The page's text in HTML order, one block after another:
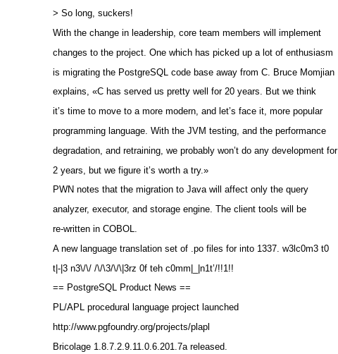
> So long, suckers!
With the change in leadership, core team members will implement
changes to the project. One which has picked up a lot of enthusiasm
is migrating the PostgreSQL code base away from C. Bruce Momjian
explains, «C has served us pretty well for 20 years. But we think
it’s time to move to a more modern, and let’s face it, more popular
programming language. With the JVM testing, and the performance
degradation, and retraining, we probably won’t do any development for
2 years, but we figure it’s worth a try.»
PWN notes that the migration to Java will affect only the query
analyzer, executor, and storage engine. The client tools will be
re-written in COBOL.
A new language translation set of .po files for into 1337. w3lc0m3 t0
t|-|3 n3\/\/ /\/\3/\/\|3rz 0f teh c0mm|_|n1t’/!!1!!
== PostgreSQL Product News ==
PL/APL procedural language project launched
http://www.pgfoundry.org/projects/plapl
Bricolage 1.8.7.2.9.11.0.6.201.7a released.